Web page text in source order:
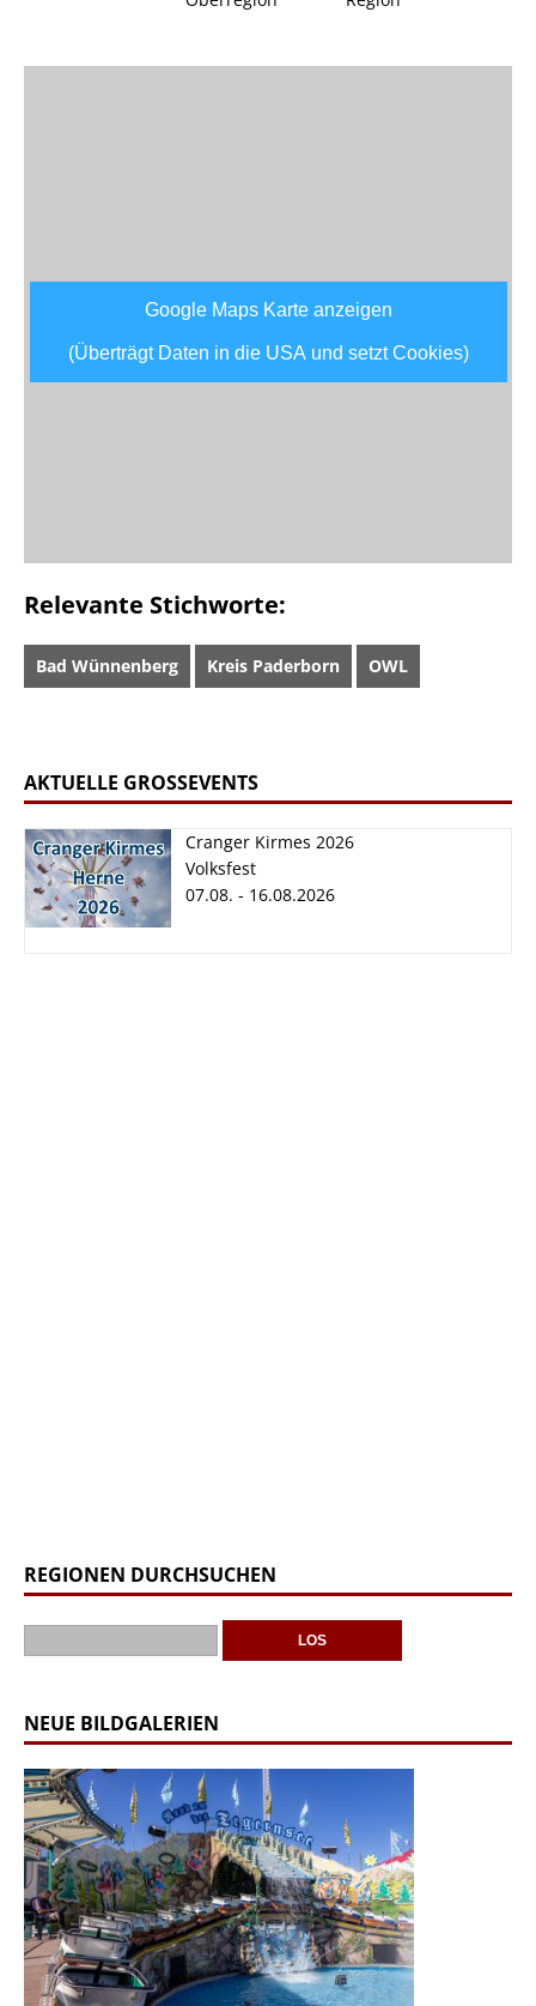
Google Maps Karte anzeigen
(Überträgt Daten in die USA und setzt Cookies)
Relevante Stichworte:
Bad Wünnenberg Kreis Paderborn OWL
AKTUELLE GROSSEVENTS
Cranger Kirmes 2026
Volksfest
07.08. - 16.08.2026
REGIONEN DURCHSUCHEN
NEUE BILDGALERIEN